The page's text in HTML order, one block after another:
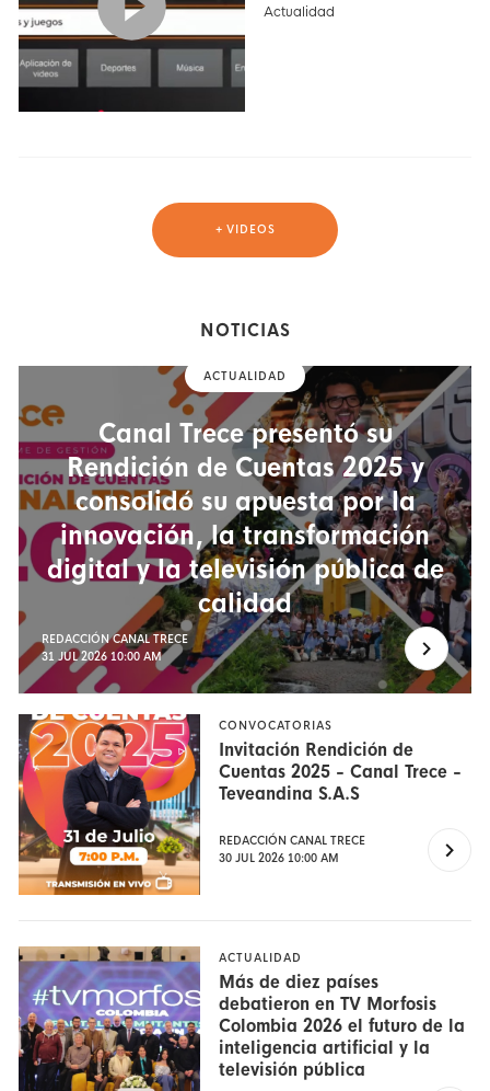
Actualidad
+ VIDEOS
NOTICIAS
ACTUALIDAD
Canal Trece presentó su
Rendición de Cuentas 2025 y
consolidó su apuesta por la
innovación, la transformación
digital y la televisión pública de
calidad
REDACCIÓN CANAL TRECE
31 JUL 2026 10:00 AM
CONVOCATORIAS
Invitación Rendición de
Cuentas 2025 - Canal Trece -
Teveandina S.A.S
REDACCIÓN CANAL TRECE
30 JUL 2026 10:00 AM
ACTUALIDAD
Más de diez países
debatieron en TV Morfosis
Colombia 2026 el futuro de la
inteligencia artificial y la
televisión pública